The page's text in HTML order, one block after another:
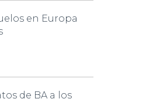
en Europa
de BA a los